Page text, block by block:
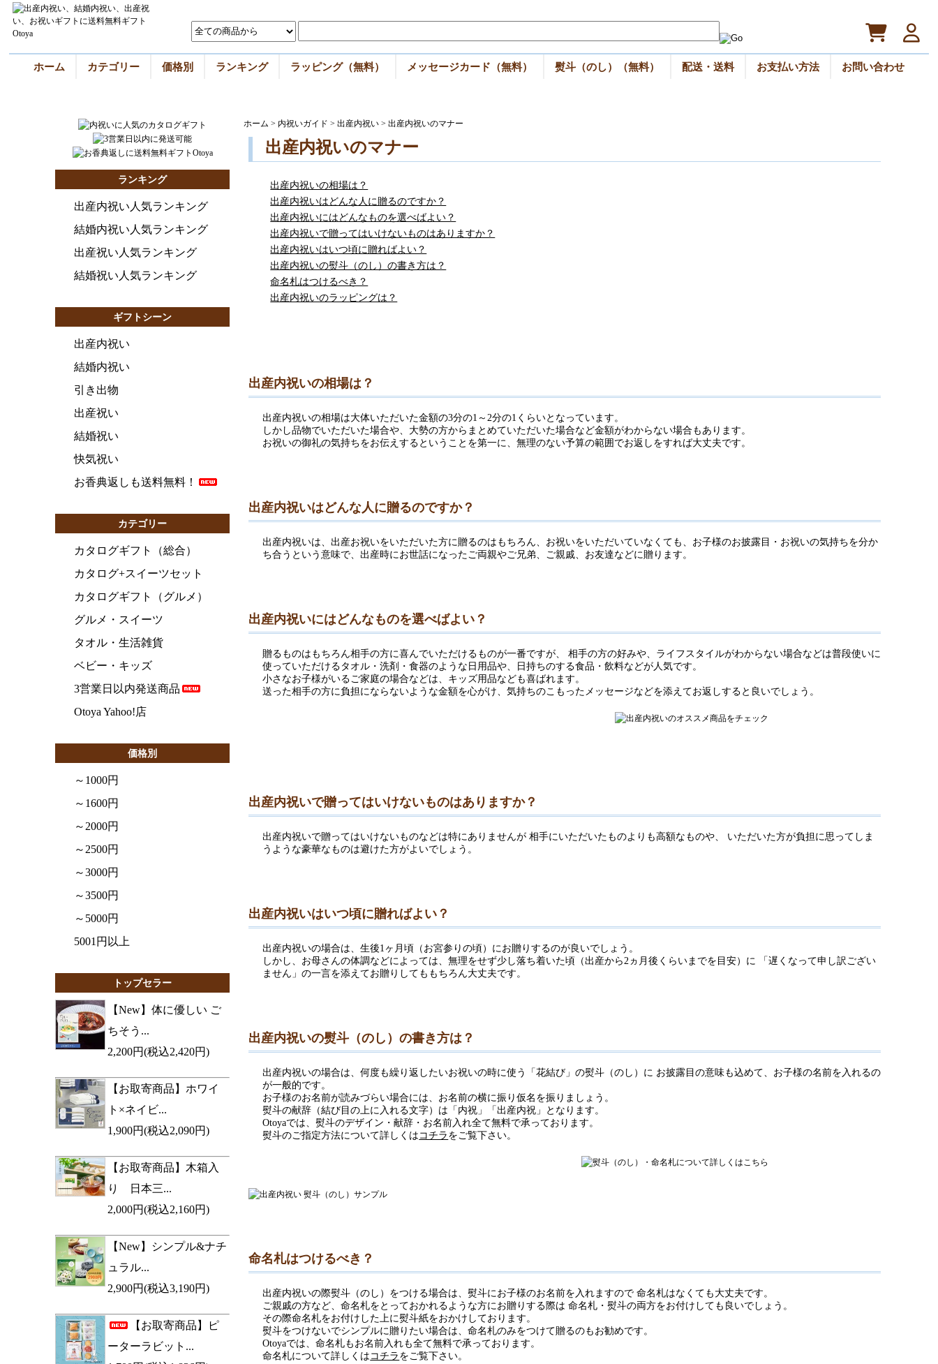
ホーム カテゴリー 価格別 ランキング ラッピング（無料） メッセージカード（無料） 熨斗（のし）（無料） 配送・送料 お支払い方法 お問い合わせ
ランキング
出産内祝い人気ランキング
結婚内祝い人気ランキング
出産祝い人気ランキング
結婚祝い人気ランキング
ギフトシーン
出産内祝い
結婚内祝い
引き出物
出産祝い
結婚祝い
快気祝い
お香典返しも送料無料！
カテゴリー
カタログギフト（総合）
カタログ+スイーツセット
カタログギフト（グルメ）
グルメ・スイーツ
タオル・生活雑貨
ベビー・キッズ
3営業日以内発送商品
Otoya Yahoo!店
価格別
～1000円
～1600円
～2000円
～2500円
～3000円
～3500円
～5000円
5001円以上
トップセラー
【New】体に優しい ご
ちそう...
2,200円(税込2,420円)
【お取寄商品】ホワイ
ト×ネイビ...
1,900円(税込2,090円)
【お取寄商品】木箱入
り 日本三...
2,000円(税込2,160円)
【New】シンプル&ナチ
ュラル...
2,900円(税込3,190円)
【お取寄商品】ピ
ーターラビット...
ホーム > 内祝いガイド >出産内祝い > 出産内祝いのマナー
出産内祝いのマナー
出産内祝いの相場は？
出産内祝いはどんな人に贈るのですか？
出産内祝いにはどんなものを選べばよい？
出産内祝いで贈ってはいけないものはありますか？
出産内祝いはいつ頃に贈ればよい？
出産内祝いの熨斗（のし）の書き方は？
命名札はつけるべき？
出産内祝いのラッピングは？
出産内祝いの相場は？
出産内祝いの相場は大体いただいた金額の3分の1～2分の1くらいとなっています。
しかし品物でいただいた場合や、大勢の方からまとめていただいた場合など金額がわからない場合もあります。
お祝いの御礼の気持ちをお伝えするということを第一に、無理のない予算の範囲でお返しをすれば大丈夫です。
出産内祝いはどんな人に贈るのですか？
出産内祝いは、出産お祝いをいただいた方に贈るのはもちろん、お祝いをいただいていなくても、お子様のお披露目・お祝いの気持ちを分か
ち合うという意味で、出産時にお世話になったご両親やご兄弟、ご親戚、お友達などに贈ります。
出産内祝いにはどんなものを選べばよい？
贈るものはもちろん相手の方に喜んでいただけるものが一番ですが、 相手の方の好みや、ライフスタイルがわからない場合などは普段使いに
使っていただけるタオル・洗剤・食器のような日用品や、日持ちのする食品・飲料などが人気です。
小さなお子様がいるご家庭の場合などは、キッズ用品なども喜ばれます。
送った相手の方に負担にならないような金額を心がけ、気持ちのこもったメッセージなどを添えてお返しすると良いでしょう。
出産内祝いで贈ってはいけないものはありますか？
出産内祝いで贈ってはいけないものなどは特にありませんが 相手にいただいたものよりも高額なものや、 いただいた方が負担に思ってしま
うような豪華なものは避けた方がよいでしょう。
出産内祝いはいつ頃に贈ればよい？
出産内祝いの場合は、生後1ヶ月頃（お宮参りの頃）にお贈りするのが良いでしょう。
しかし、お母さんの体調などによっては、無理をせず少し落ち着いた頃（出産から2ヵ月後くらいまでを目安）に 「遅くなって申し訳ござい
ません」の一言を添えてお贈りしてももちろん大丈夫です。
出産内祝いの熨斗（のし）の書き方は？
出産内祝いの場合は、何度も繰り返したいお祝いの時に使う「花結び」の熨斗（のし）に お披露目の意味も込めて、お子様の名前を入れるの
が一般的です。
お子様のお名前が読みづらい場合には、お名前の横に振り仮名を振りましょう。
熨斗の献辞（結び目の上に入れる文字）は「内祝」「出産内祝」となります。
Otoyaでは、熨斗のデザイン・献辞・お名前入れ全て無料で承っております。
熨斗のご指定方法について詳しくは コチラ をご覧下さい。
命名札はつけるべき？
出産内祝いの際熨斗（のし）をつける場合は、熨斗にお子様のお名前を入れますので 命名札はなくても大丈夫です。
ご親戚の方など、命名札をとっておかれるような方にお贈りする際は 命名札・熨斗の両方をお付けしても良いでしょう。
その際命名札をお付けした上に熨斗紙をおかけしております。
熨斗をつけないでシンプルに贈りたい場合は、命名札のみをつけて贈るのもお勧めです。
Otoyaでは、命名札もお名前入れも全て無料で承っております。
命名札について詳しくは コチラ をご覧下さい。